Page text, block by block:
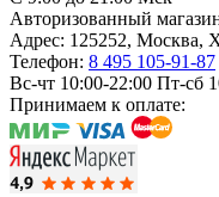
Авторизованный
Адрес: 125252, Москва,
Телефон: 8 495 105-91-87
Вс-чт 10:00-22:00 Пт-сб
Принимаем к оплате: